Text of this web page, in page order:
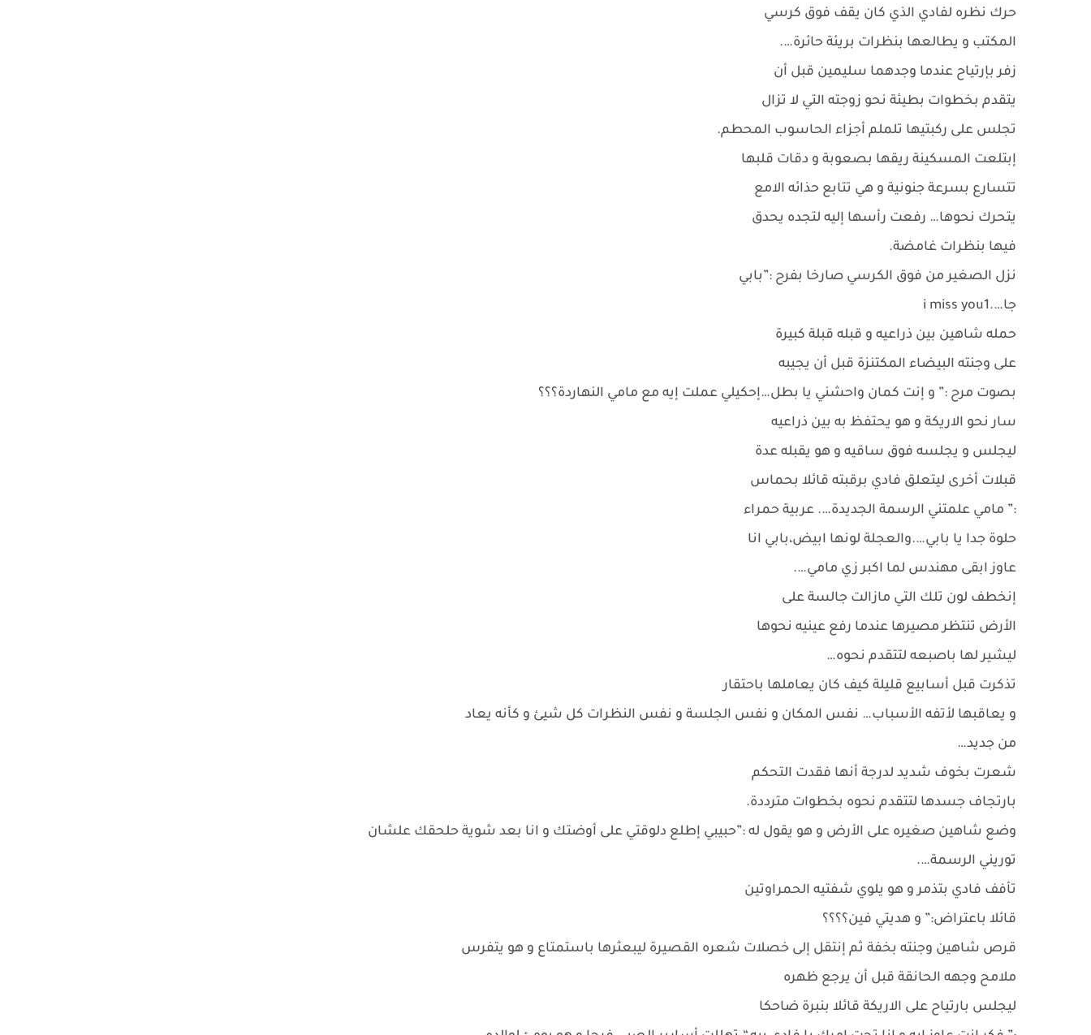
حرك نظره لفادي الذي كان يقف فوق كرسي
المكتب و يطالعها بنظرات بريئة حائرة….
زفر بإرتياح عندما وجدهما سليمين قبل أن
يتقدم بخطوات بطيئة نحو زوجته التي لا تزال
تجلس على ركبتيها تلملم أجزاء الحاسوب المحطم.
إبتلعت المسكينة ريقها بصعوبة و دقات قلبها
تتسارع بسرعة جنونية و هي تتابع حذائه الامع
يتحرك نحوها… رفعت رأسها إليه لتجده يحدق
فيها بنظرات غامضة.
نزل الصغير من فوق الكرسي صارخا بفرح :”بابي
جا….i miss you1
حمله شاهين بين ذراعيه و قبله قبلة كبيرة
على وجنته البيضاء المكتنزة قبل أن يجيبه
بصوت مرح :” و إنت كمان واحشني يا بطل…إحكيلي عملت إيه مع مامي النهاردة؟؟؟
سار نحو الاريكة و هو يحتفظ به بين ذراعيه
ليجلس و يجلسه فوق ساقيه و هو يقبله عدة
قبلات أخرى ليتعلق فادي برقبته قائلا بحماس
:” مامي علمتني الرسمة الجديدة…. عربية حمراء
حلوة جدا يا بابي….والعجلة لونها ابيض،بابي انا
عاوز ابقى مهندس لما اكبر زي مامي….
إنخطف لون تلك التي مازالت جالسة على
الأرض تنتظر مصيرها عندما رفع عينيه نحوها
ليشير لها باصبعه لتتقدم نحوه…
تذكرت قبل أسابيع قليلة كيف كان يعاملها باحتقار
و يعاقبها لأتفه الأسباب… نفس المكان و نفس الجلسة و نفس النظرات كل شيئ و كأنه يعاد
من جديد…
شعرت بخوف شديد لدرجة أنها فقدت التحكم
بارتجاف جسدها لتتقدم نحوه بخطوات مترددة.
وضع شاهين صغيره على الأرض و هو يقول له :”حبيبي إطلع دلوقتي على أوضتك و انا بعد شوية حلحقك علشان
توريني الرسمة….
تأفف فادي بتذمر و هو يلوي شفتيه الحمراوتين
قائلا باعتراض:” و هديتي فين؟؟؟؟
قرص شاهين وجنته بخفة ثم إنتقل إلى خصلات شعره القصيرة ليبعثرها باستمتاع و هو يتفرس
ملامح وجهه الحانقة قبل أن يرجع ظهره
ليجلس بارتياح على الاريكة قائلا بنبرة ضاحكا